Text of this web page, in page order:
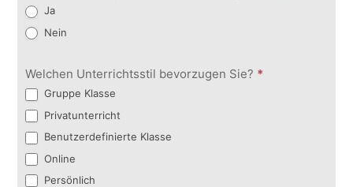
Ja
Nein
Welchen Unterrichtsstil bevorzugen Sie? *
Gruppe Klasse
Privatunterricht
Benutzerdefinierte Klasse
Online
Persönlich